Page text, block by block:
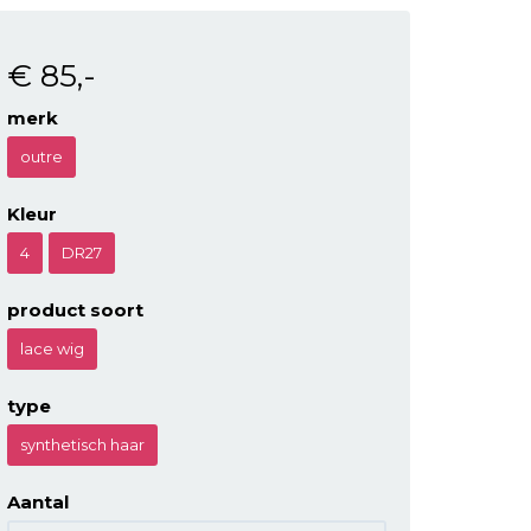
€ 85,-
merk
outre
Kleur
4 DR27
product soort
lace wig
type
synthetisch haar
Aantal